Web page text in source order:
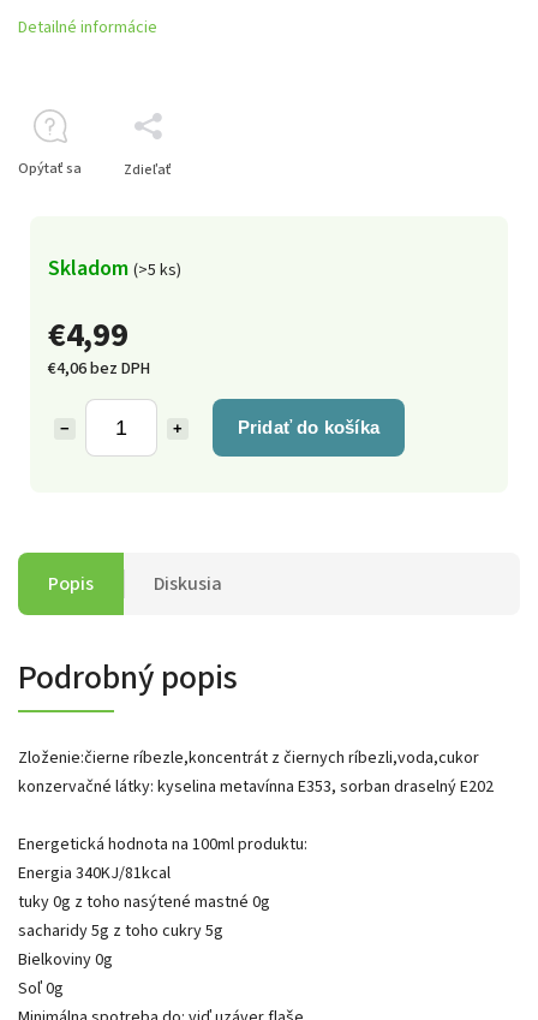
€4,99
€4,06 bez DPH
+
− Pridať do košíka
Skladom (>5 ks)
Detailné informácie
Opýtať sa Zdieľať
Popis Diskusia
Podrobný popis
Zloženie:čierne ríbezle,koncentrát z čiernych ríbezli,voda,cukor
konzervačné látky: kyselina metavínna E353, sorban draselný E202
Energetická hodnota na 100ml produktu:
Energia 340KJ/81kcal
tuky 0g z toho nasýtené mastné 0g
sacharidy 5g z toho cukry 5g
Bielkoviny 0g
Soľ 0g